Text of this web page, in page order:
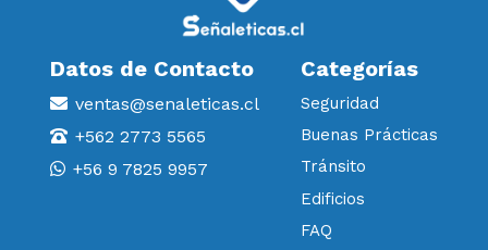
Datos de Contacto
ventas@senaleticas.cl
+562 2773 5565
+56 9 7825 9957
Categorías
Seguridad
Buenas Prácticas
Tránsito
Edificios
FAQ